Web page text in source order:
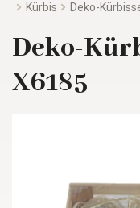
Kürbis
Deko-
Deko-
X6185